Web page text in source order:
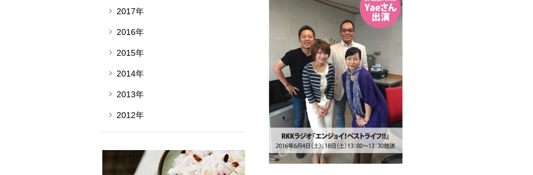
2017年
2016年
2015年
2014年
2013年
2012年